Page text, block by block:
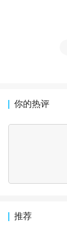
你的热评
推荐